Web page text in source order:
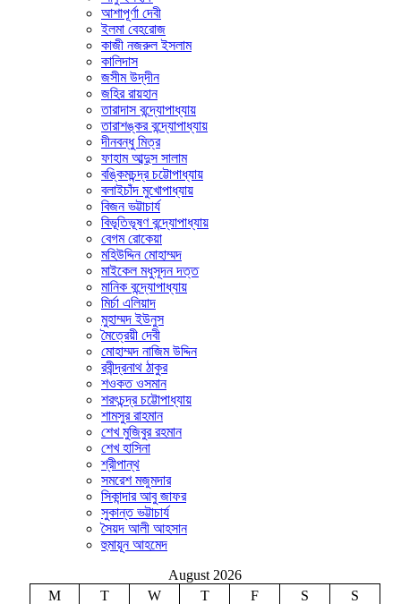
আশাপূর্ণা দেবী
ইলমা বেহরোজ
কাজী নজরুল ইসলাম
কালিদাস
জসীম উদ্‌দীন
জহির রায়হান
তারাদাস বন্দ্যোপাধ্যায়
তারাশঙ্কর বন্দ্যোপাধ্যায়
দীনবন্ধু মিত্র
ফাহাম আব্দুস সালাম
বঙ্কিমচন্দ্র চট্টোপাধ্যায়
বলাইচাঁদ মুখোপাধ্যায়
বিজন ভট্টাচার্য
বিভূতিভূষণ বন্দ্যোপাধ্যায়
বেগম রোকেয়া
মহিউদ্দিন মোহাম্মদ
মাইকেল মধুসূদন দত্ত
মানিক বন্দ্যোপাধ্যায়
মির্চা এলিয়াদ
মুহাম্মদ ইউনুস
মৈত্রেয়ী দেবী
মোহাম্মদ নাজিম উদ্দিন
রবীন্দ্রনাথ ঠাকুর
শওকত ওসমান
শরৎচন্দ্র চট্টোপাধ্যায়
শামসুর রাহমান
শেখ মুজিবুর রহমান
শেখ হাসিনা
শ্রীপান্থ
সমরেশ মজুমদার
সিকান্দার আবু জাফর
সুকান্ত ভট্টাচার্য
সৈয়দ আলী আহসান
হুমায়ূন আহমেদ
August 2026
M
T W T F S S